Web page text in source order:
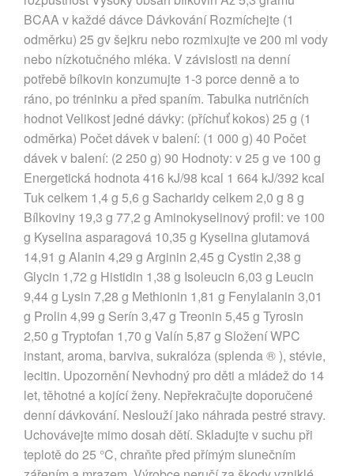
BCAA v každé dávce Dávkování Rozmíchejte (1
odměrku) 25 gv šejkru nebo rozmixujte ve 200 ml vody
nebo nízkotučného mléka. V závislosti na denní
potřebě bílkovin konzumujte 1-3 porce denně a to
ráno, po tréninku a před spaním. Tabulka nutričních
hodnot Velikost jedné dávky: (příchuť kokos) 25 g (1
odměrka) Počet dávek v balení: (1 000 g) 40 Počet
dávek v balení: (2 250 g) 90 Hodnoty: v 25 g ve 100 g
Energetická hodnota 416 kJ/98 kcal 1 664 kJ/392 kcal
Tuk celkem 1,4 g 5,6 g Sacharidy celkem 2,0 g 8 g
Bílkoviny 19,3 g 77,2 g Aminokyselinový profil: ve 100
g Kyselina asparagová 10,35 g Kyselina glutamová
14,91 g Alanin 4,29 g Arginin 2,45 g Cystin 2,38 g
Glycin 1,72 g Histidin 1,38 g Isoleucin 6,03 g Leucin
9,44 g Lysin 7,28 g Methionin 1,81 g Fenylalanin 3,01
g Prolin 4,99 g Serín 3,47 g Treonin 5,45 g Tyrosin
2,50 g Tryptofan 1,70 g Valín 5,87 g Složení WPC
instant, aroma, barviva, sukralóza (splenda ® ), stévie,
lecitin. Upozornění Nevhodný pro děti a mládež do 14
let, těhotné a kojící ženy. Nepřekračujte doporučené
denní dávkování. Neslouží jako náhrada pestré stravy.
Uchovávejte mimo dosah dětí. Skladujte v suchu při
teplotě do 25 °C, chraňte před přímým slunečním